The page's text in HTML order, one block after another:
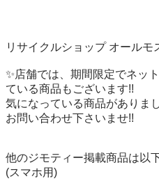
リサイクルショップ オールモ
✨️店舗では、期間限定でネッ
ている商品もございます!!
気になっている商品がありま
お問い合わせ下さいませ!!
他のジモティー掲載商品は以